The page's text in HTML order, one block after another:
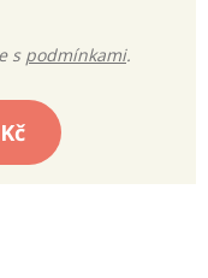
s podmínkami.